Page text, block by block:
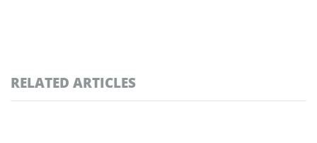
RELATED ARTICLES